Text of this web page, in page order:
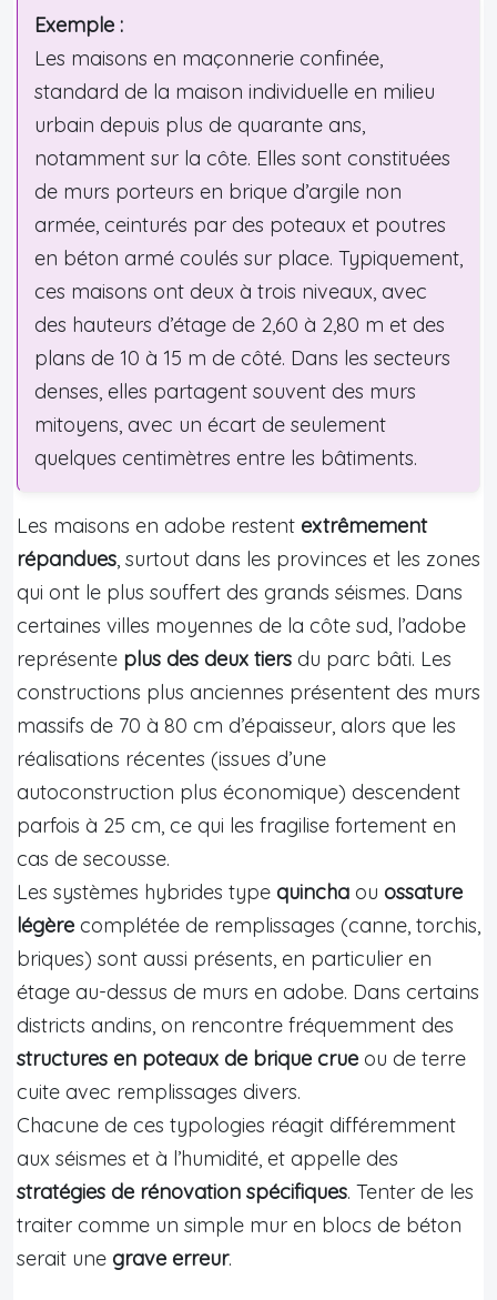
Exemple :
Les maisons en maçonnerie confinée,
standard de la maison individuelle en milieu
urbain depuis plus de quarante ans,
notamment sur la côte. Elles sont constituées
de murs porteurs en brique d’argile non
armée, ceinturés par des poteaux et poutres
en béton armé coulés sur place. Typiquement,
ces maisons ont deux à trois niveaux, avec
des hauteurs d’étage de 2,60 à 2,80 m et des
plans de 10 à 15 m de côté. Dans les secteurs
denses, elles partagent souvent des murs
mitoyens, avec un écart de seulement
quelques centimètres entre les bâtiments.
Les maisons en adobe restent extrêmement
répandues, surtout dans les provinces et les zones
qui ont le plus souffert des grands séismes. Dans
certaines villes moyennes de la côte sud, l’adobe
représente plus des deux tiers du parc bâti. Les
constructions plus anciennes présentent des murs
massifs de 70 à 80 cm d’épaisseur, alors que les
réalisations récentes (issues d’une
autoconstruction plus économique) descendent
parfois à 25 cm, ce qui les fragilise fortement en
cas de secousse.
Les systèmes hybrides type quincha ou ossature
légère complétée de remplissages (canne, torchis,
briques) sont aussi présents, en particulier en
étage au-dessus de murs en adobe. Dans certains
districts andins, on rencontre fréquemment des
structures en poteaux de brique crue ou de terre
cuite avec remplissages divers.
Chacune de ces typologies réagit différemment
aux séismes et à l’humidité, et appelle des
stratégies de rénovation spécifiques. Tenter de les
traiter comme un simple mur en blocs de béton
serait une grave erreur.